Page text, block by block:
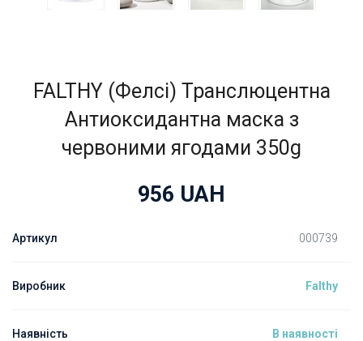
FALTHY (Фелсі) Транслюцентна
Антиоксидантна маска з
червоними ягодами 350g
956 UAH
Артикул 000739
Виробник Falthy
Наявність В наявності